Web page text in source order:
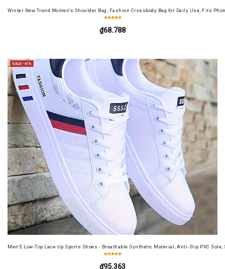
Winter New Trend Women's Shoulder Bag, Fashion Crossbody Bag for Daily Use, Fits
₫68.788
SALE -41%
Men'S Low-Top Lace-Up Sports Shoes - Breathable Synthetic Material, Anti-Slip PVC
₫95.363